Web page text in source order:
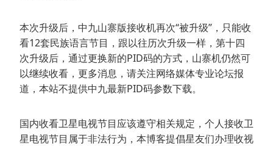
本次升级后，中九山寨版接收机再次“被升级”，只能收
看12套民族语言节目，跟以往历次升级一样，第十四
次升级后，通过更换新的PID码的方式，山寨机仍然可
以继续收看，更多消息，请关注网络媒体专业论坛报
道，本站不提供中九最新PID码参数下载。
国内收看卫星电视节目应该遵守相关规定，个人接收卫
星电视节目属于非法行为，本博客提倡星友们办理收视